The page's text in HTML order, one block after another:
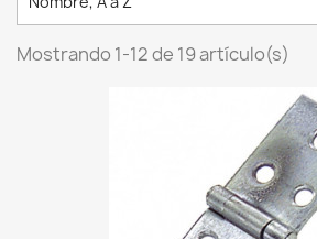
Mostrando 1-12 de 19 artículo(s)